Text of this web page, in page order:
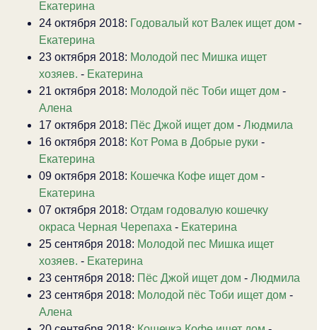
Екатерина
24 октября 2018: Годовалый кот Валек ищет дом -
Екатерина
23 октября 2018: Молодой пес Мишка ищет
хозяев. - Екатерина
21 октября 2018: Молодой пёс Тоби ищет дом -
Алена
17 октября 2018: Пёс Джой ищет дом - Людмила
16 октября 2018: Кот Рома в Добрые руки -
Екатерина
09 октября 2018: Кошечка Кофе ищет дом -
Екатерина
07 октября 2018: Отдам годовалую кошечку
окраса Черная Черепаха - Екатерина
25 сентября 2018: Молодой пес Мишка ищет
хозяев. - Екатерина
23 сентября 2018: Пёс Джой ищет дом - Людмила
23 сентября 2018: Молодой пёс Тоби ищет дом -
Алена